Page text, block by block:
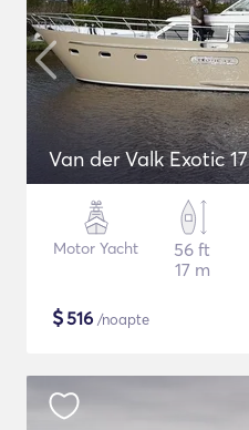
Van der Valk Exotic 17
Motor Yacht
56 ft
17 m
$516 /noapte